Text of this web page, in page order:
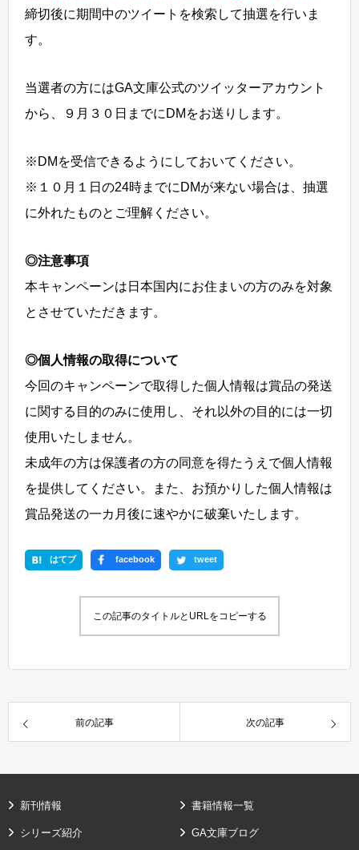
締切後に期間中のツイートを検索して抽選を行いま
す。
当選者の方にはGA文庫公式のツイッターアカウント
から、９月３０日までにDMをお送りします。
※DMを受信できるようにしておいてください。
※１０月１日の24時までにDMが来ない場合は、抽選
に外れたものとご理解ください。
◎注意事項
本キャンペーンは日本国内にお住まいの方のみを対象
とさせていただきます。
◎個人情報の取得について
今回のキャンペーンで取得した個人情報は賞品の発送
に関する目的のみに使用し、それ以外の目的には一切
使用いたしません。
未成年の方は保護者の方の同意を得たうえで個人情報
を提供してください。また、お預かりした個人情報は
賞品発送の一カ月後に速やかに破棄いたします。
はてブ facebook tweet
この記事のタイトルとURLをコピーする
前の記事 次の記事
新刊情報 書籍情報一覧
シリーズ紹介 GA文庫ブログ